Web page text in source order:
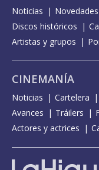
Noticias Novedades
Discos históricos
Artistas y grupos
CINEMANÍA
Noticias Cartelera
Avances
Tráilers
Actores y actrices